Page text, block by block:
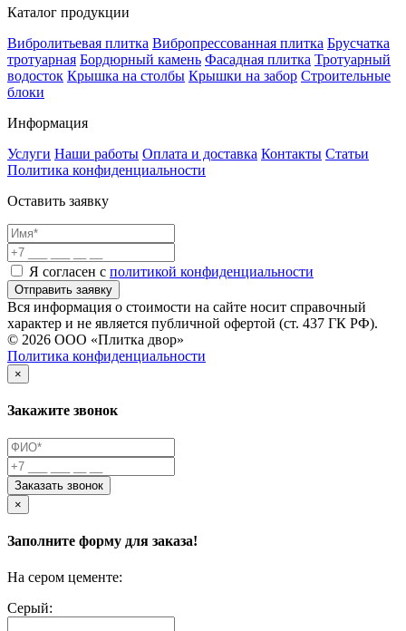
Каталог продукции
Вибролитьевая плитка Вибропрессованная плитка Брусчатка
тротуарная Бордюрный камень Фасадная плитка Тротуарный
водосток Крышка на столбы Крышки на забор Строительные
блоки
Информация
Услуги Наши работы Оплата и доставка Контакты Статьи
Политика конфиденциальности
Оставить заявку
Я согласен с политикой конфиденциальности
Отправить заявку
Вся информация о стоимости на сайте носит справочный
характер и не является публичной офертой (ст. 437 ГК РФ).
© 2026 ООО «Плитка двор»
Политика конфиденциальности
×
Закажите звонок
Заказать звонок
×
Заполните форму для заказа!
На сером цементе:
Серый: